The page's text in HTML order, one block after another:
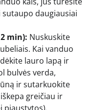
daugiausiai
min): Nuskuskite
Kai vanduo
lauro lapą ir
bulvės verda,
ir sutarkuokite
greičiau ir